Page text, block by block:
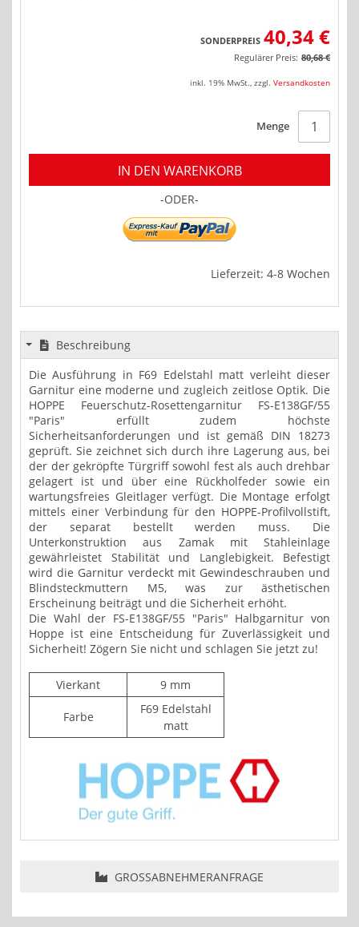
SONDERPREIS 40,34 €
Regulärer Preis: 80,68 €
inkl. 19% MwSt., zzgl. Versandkosten
Menge
IN DEN WARENKORB
-ODER-
Lieferzeit: 4-8 Wochen
Beschreibung
Die Ausführung in F69 Edelstahl matt verleiht dieser
Garnitur eine moderne und zugleich zeitlose Optik. Die
HOPPE Feuerschutz-Rosettengarnitur FS-E138GF/55
"Paris" erfüllt zudem höchste
Sicherheitsanforderungen und ist gemäß DIN 18273
geprüft. Sie zeichnet sich durch ihre Lagerung aus, bei
der der gekröpfte Türgriff sowohl fest als auch drehbar
gelagert ist und über eine Rückholfeder sowie ein
wartungsfreies Gleitlager verfügt. Die Montage erfolgt
mittels einer Verbindung für den HOPPE-Profilvollstift,
der separat bestellt werden muss. Die
Unterkonstruktion aus Zamak mit Stahleinlage
gewährleistet Stabilität und Langlebigkeit. Befestigt
wird die Garnitur verdeckt mit Gewindeschrauben und
Blindsteckmuttern M5, was zur ästhetischen
Erscheinung beiträgt und die Sicherheit erhöht.
Die Wahl der FS-E138GF/55 "Paris" Halbgarnitur von
Hoppe ist eine Entscheidung für Zuverlässigkeit und
Sicherheit! Zögern Sie nicht und schlagen Sie jetzt zu!
Vierkant 9 mm
Farbe
F69 Edelstahl
matt
GROSSABNEHMERANFRAGE